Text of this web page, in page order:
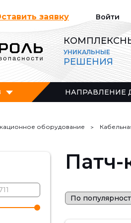
заявку Войти
УНИКАЛЬНЫЕ
РЕШЕНИЯ
НАПРАВЛЕНИЕ
оборудование